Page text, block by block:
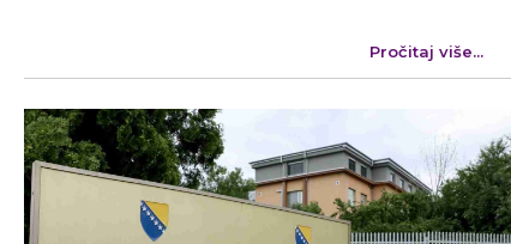
Pročitaj više...